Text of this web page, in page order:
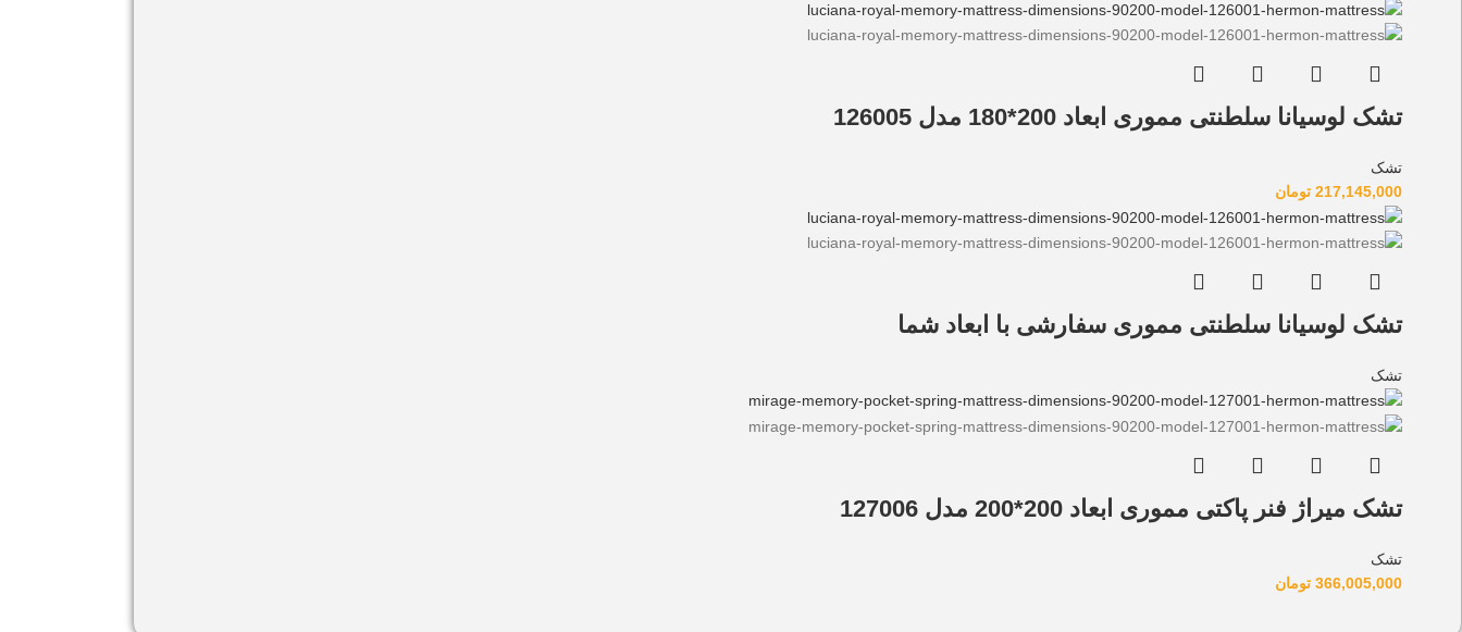
تشک لوسیانا سلطنتی مموری ابعاد 200*180 مدل 126005
تشک
217,145,000 تومان
تشک لوسیانا سلطنتی مموری سفارشی با ابعاد شما
تشک
تشک میراژ فنر پاکتی مموری ابعاد 200*200 مدل 127006
تشک
366,005,000 تومان